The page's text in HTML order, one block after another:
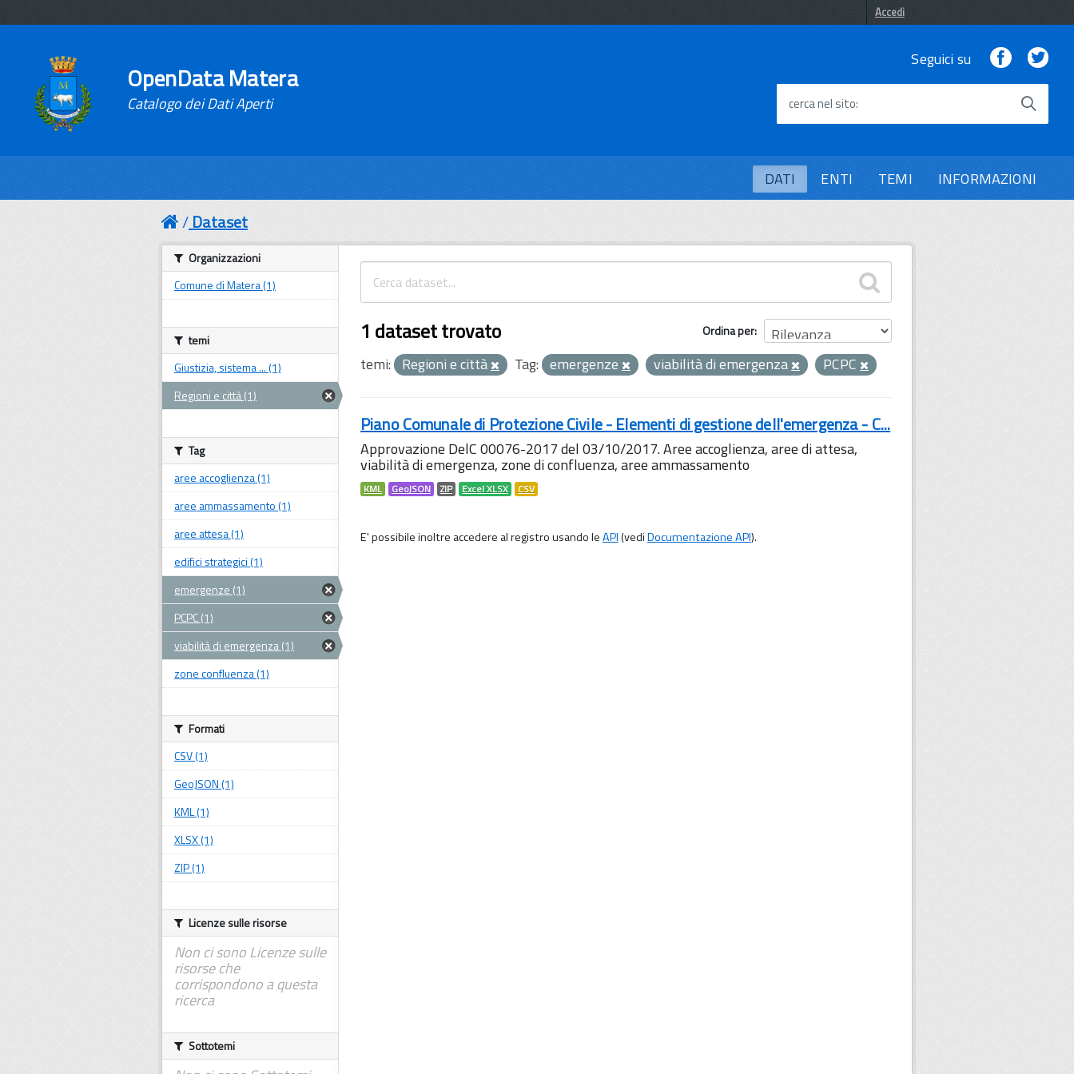
Accedi
OpenData Matera
Catalogo dei Dati Aperti
Seguici su Facebook
cerca nel sito
DATI ENTI TEMI INFORMAZIONI
Dataset
Ordina per
1 dataset trovato
temi: Regioni e città Tag: emergenze viabilità di emergenza PCPC
Piano Comunale di Protezione Civile - Elementi di gestione dell'emergenza - C...
Approvazione DelC 00076-2017 del 03/10/2017. Aree accoglienza, aree di attesa,
viabilità di emergenza, zone di confluenza, aree ammassamento
KML GeoJSON ZIP Excel XLSX CSV
E' possibile inoltre accedere al registro usando leAPI(vediDocumentazione API).
Organizzazioni
Comune di Matera (1)
temi
Giustizia, sistema ... (1)
Regioni e città (1)
Tag
aree accoglienza (1)
aree ammassamento (1)
aree attesa (1)
edifici strategici (1)
emergenze (1)
PCPC (1)
viabilità di emergenza (1)
zone confluenza (1)
Formati
CSV (1)
GeoJSON (1)
KML (1)
XLSX (1)
ZIP (1)
Licenze sulle risorse
Non ci sono Licenze sulle
risorse che
corrispondono a questa
ricerca
Sottotemi